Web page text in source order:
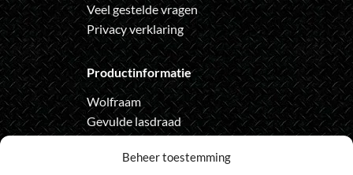
Beheer toestemming
Veel gestelde vragen
Privacy verklaring
Productinformatie
Wolfraam
Gevulde lasdraad
Automatische lashelm